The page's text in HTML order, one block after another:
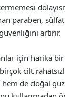
paraben,
artırır.
için harika
cilt
hem de doğal